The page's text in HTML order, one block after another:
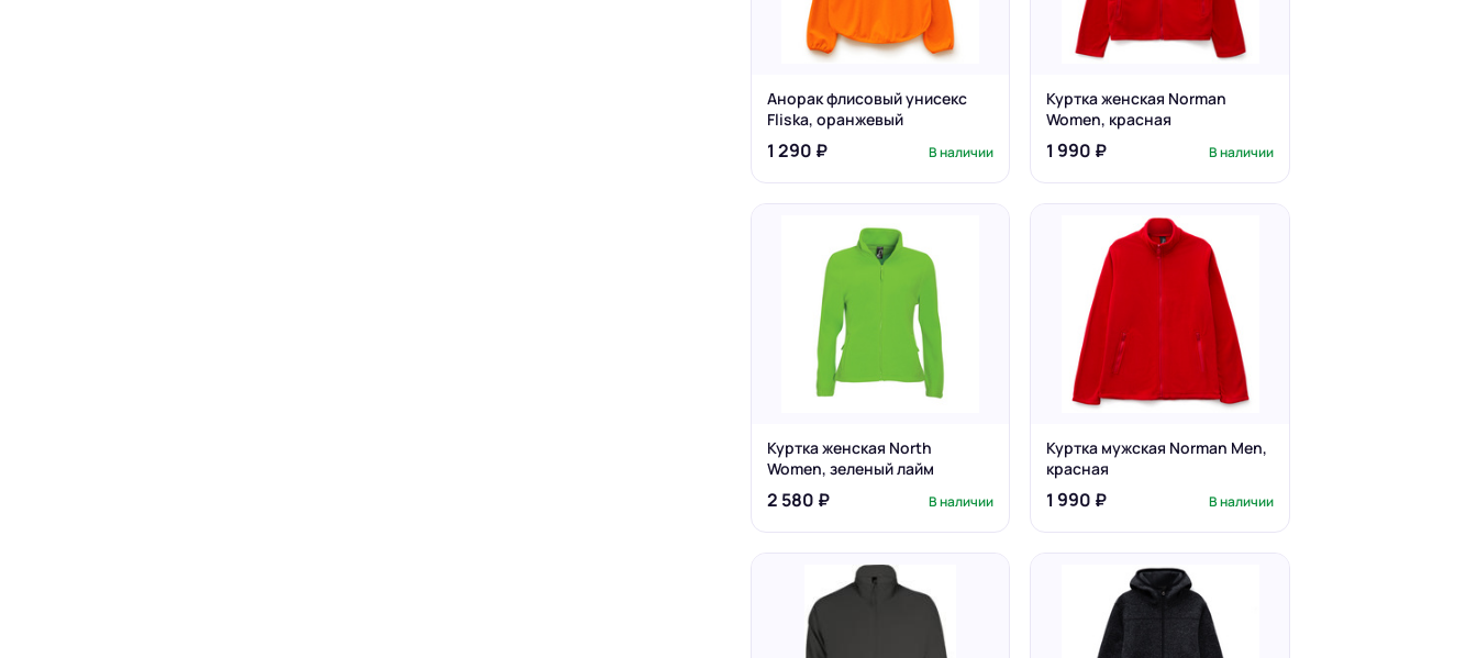
Анорак флисовый унисекс
Fliska, оранжевый
1 290 ₽ В наличии
Куртка женская Norman
Women, красная
1 990 ₽ В наличии
Куртка женская North
Women, зеленый лайм
2 580 ₽ В наличии
Куртка мужская Norman Men,
красная
1 990 ₽ В наличии